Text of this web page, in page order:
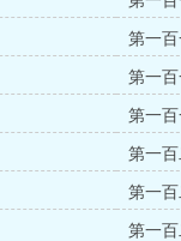
第一
第一
第一
第一
第一
第一